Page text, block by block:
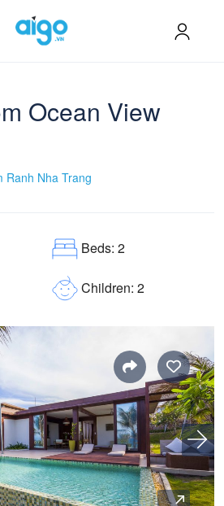
Ocean View
Ranh Nha Trang
Beds: 2
Children: 2